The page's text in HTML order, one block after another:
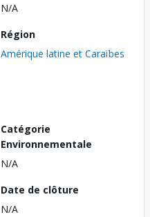
N/A
Région
Amérique latine et Caraïbes
Catégorie
Environnementale
N/A
Date de clôture
N/A